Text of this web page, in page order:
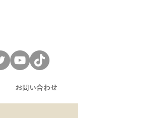
お問い合わせ